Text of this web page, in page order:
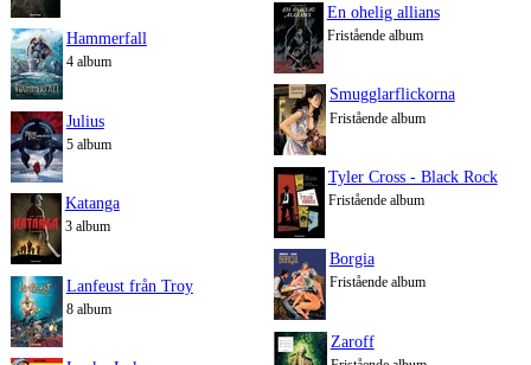
Hammerfall
4 album
Julius
5 album
Katanga
3 album
Lanfeust från Troy
8 album
En ohelig allians
Fristående album
Smugglarflickorna
Fristående album
Tyler Cross - Black Rock
Fristående album
Borgia
Fristående album
Zaroff